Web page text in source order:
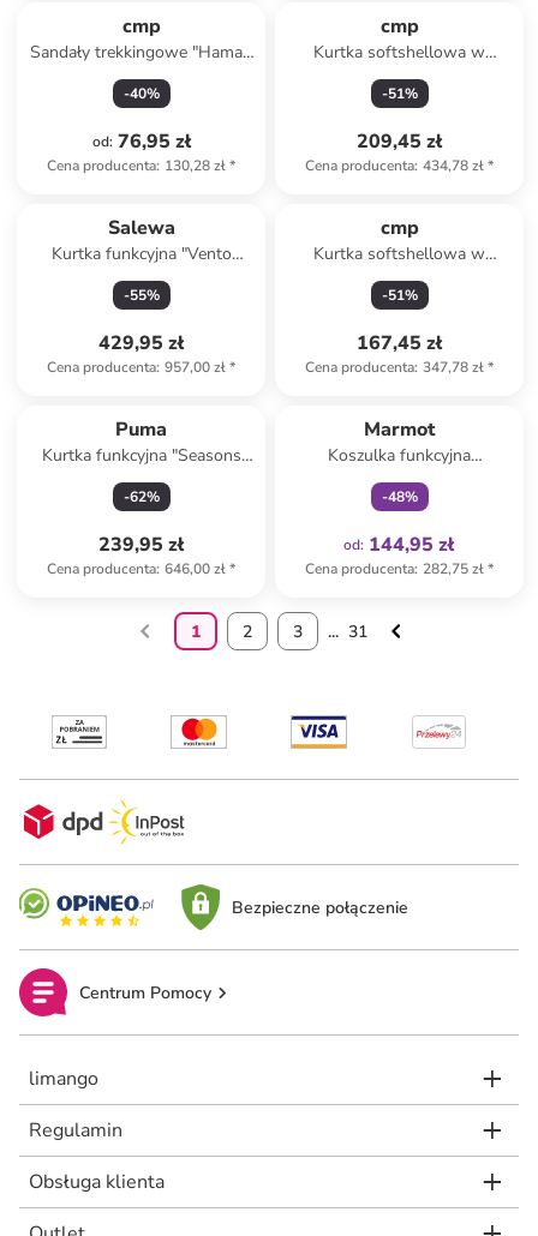
cmp
Sandały trekkingowe "Hamal"
w kolorze różowo-
granatowym
-40%
od: 76,95 zł
Cena producenta: 130,28 zł*
cmp
Kurtka softshellowa w
kolorze różowo-czarnym
-51%
209,45 zł
Cena producenta: 434,78 zł*
Salewa
Kurtka funkcyjna "Vento
Powertex 2.5 Layers" w
kolorze czarnym
-55%
429,95 zł
Cena producenta: 957,00 zł*
cmp
Kurtka softshellowa w
kolorze granatowym
-51%
167,45 zł
Cena producenta: 347,78 zł*
Puma
Kurtka funkcyjna "Seasons
LTWT" w kolorze
pomarańczowym
-62%
239,95 zł
Cena producenta: 646,00 zł*
Marmot
Koszulka funkcyjna
"AirExchange" w kolorze khaki
-48%
od: 144,95 zł
Cena producenta: 282,75 zł*
1 2 3 ... 31
Bezpieczne połączenie
Centrum Pomocy
limango
Regulamin
Obsługa klienta